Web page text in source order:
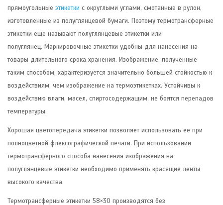
прямоугольные этикетки с округлыми углами, смотанные в рулон,
изготовленные из полуглянцевой бумаги. Поэтому термотрансферные
этикетки еще называют полуглянцевые этикетки или
полуглянец. Маркировочные этикетки удобны для нанесения на
товары длительного срока хранения. Изображение, полученные
таким способом, характеризуется значительно большей стойкостью к
воздействиям, чем изображение на термоэтикетках. Устойчивы к
воздействию влаги, масел, спиртосодержащим, не боятся перепадов
температуры.
Хорошая цветопередача этикетки позволяет использовать ее при
полноцветной флексографической печати. При использовании
термотрансферного способа нанесения изображения на
полуглянцевые этикетки необходимо применять красящие ленты
высокого качества.
Термотрансферные этикетки 58×30 производятся без